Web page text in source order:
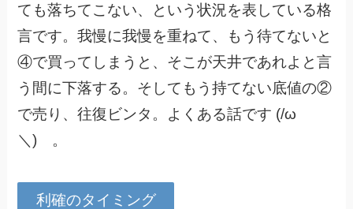
ても落ちてこない、という状況を表している格
言です。我慢に我慢を重ねて、もう待てないと
④で買ってしまうと、そこが天井であれよと言
う間に下落する。そしてもう持てない底値の②
で売り、往復ビンタ。よくある話です (/ω
＼) 。
利確のタイミング